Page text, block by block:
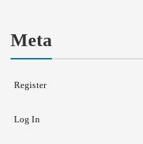
Meta
Register
Log In